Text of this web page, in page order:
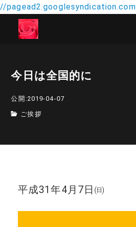
//
今日は全国的に
公開:2019-04-07
ご挨拶
平成31年4月7日㈰